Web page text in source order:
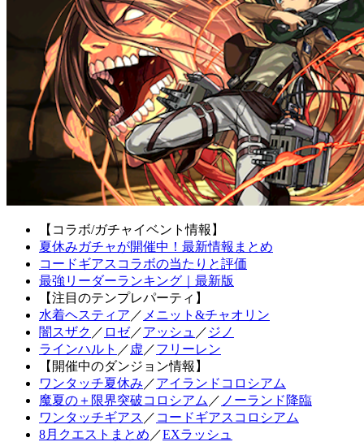
【コラボ/ガチャイベント情報】
夏休みガチャが開催中！最新情報まとめ
コードギアスコラボの当たりと評価
最強リーダーランキング｜最新版
【注目のテンプレパーティ】
水着ヘスティア ／ メニット&チャオリン
闇スザク ／ ロゼ／アッシュ ／ ジノ
ラインハルト ／ 虚 ／フリーレン
【開催中のダンジョン情報】
ワンタッチ夏休み ／アイランドコロシアム
魔夏の＋限界突破コロシアム ／ ノーランド降臨
ワンタッチギアス ／ コードギアスコロシアム
8月クエストまとめ ／EXラッシュ